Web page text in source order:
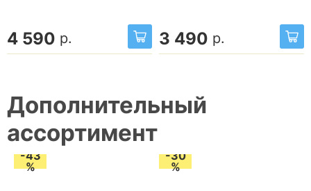
4 590 р. 3 490 р.
Дополнительный
ассортимент
-43
%
-30
%